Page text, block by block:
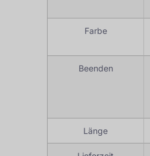
Farbe
Beenden
Länge